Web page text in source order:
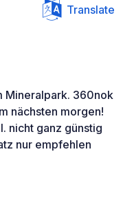
Translate
Mineralpark. 360nok
nächsten morgen!
nicht ganz günstig
nur empfehlen